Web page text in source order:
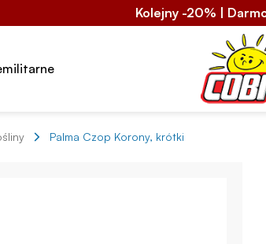
Kolejny -20% |
Palma Czop Korony, krótki